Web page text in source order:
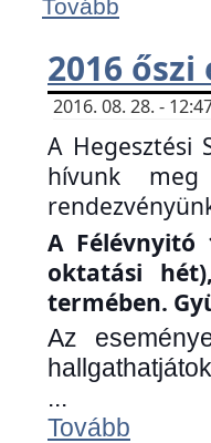
Tovább
2016
2016. 08. 28. -
A Hegesztési
hívunk
A Félévnyitó
oktatási
termében.
Az
...
Tovább